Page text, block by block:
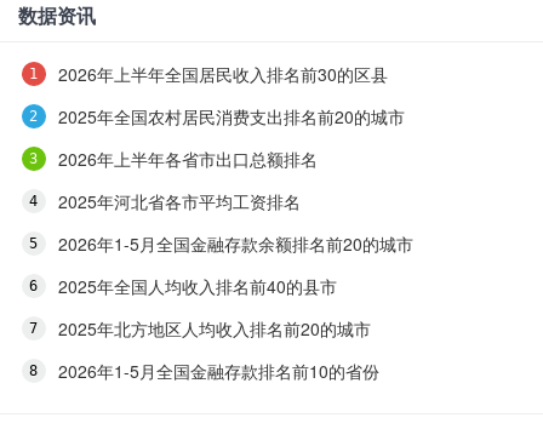
数据资讯
2026年上半年全国居民收入排名前30的区县
2025年全国农村居民消费支出排名前20的城市
2026年上半年各省市出口总额排名
2025年河北省各市平均工资排名
2026年1-5月全国金融存款余额排名前20的城市
2025年全国人均收入排名前40的县市
2025年北方地区人均收入排名前20的城市
2026年1-5月全国金融存款排名前10的省份